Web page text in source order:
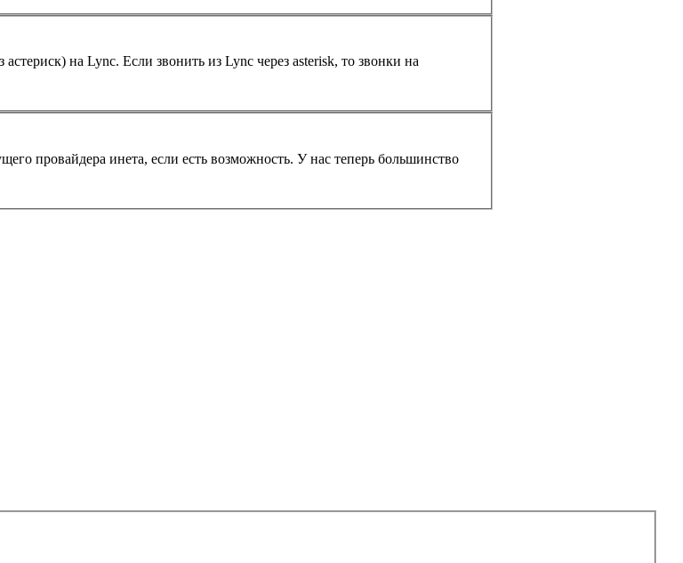
на Lync. Если звонить из Lync через asterisk, то звонки на
провайдера инета, если есть возможность. У нас теперь большинство